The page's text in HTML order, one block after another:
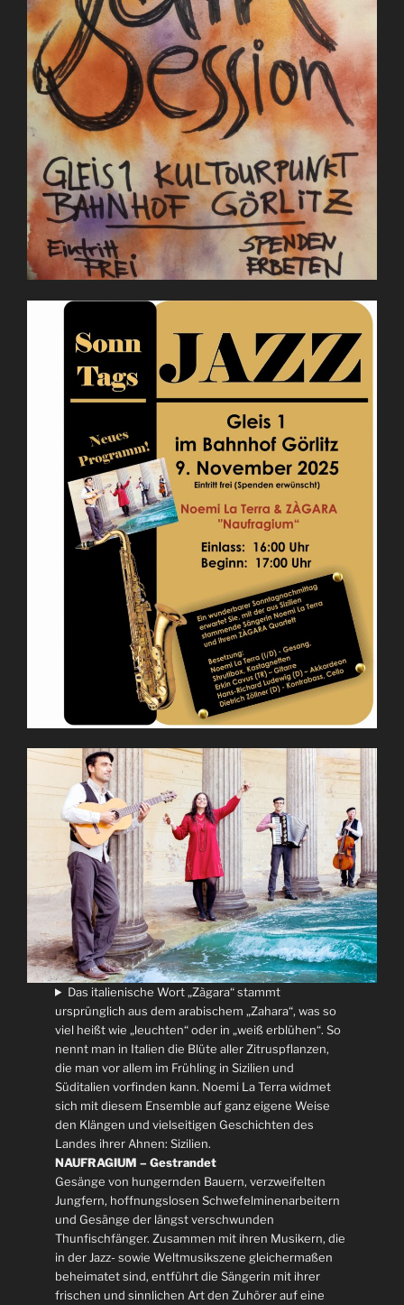
Das italienische Wort „Zàgara“ stammt
ursprünglich aus dem arabischem „Zahara“, was so
viel heißt wie „leuchten“ oder in „weiß erblühen“. So
nennt man in Italien die Blüte aller Zitruspflanzen,
die man vor allem im Frühling in Sizilien und
Süditalien vorfinden kann. Noemi La Terra widmet
sich mit diesem Ensemble auf ganz eigene Weise
den Klängen und vielseitigen Geschichten des
Landes ihrer Ahnen: Sizilien.
NAUFRAGIUM – Gestrandet
Gesänge von hungernden Bauern, verzweifelten
Jungfern, hoffnungslosen Schwefelminenarbeitern
und Gesänge der längst verschwunden
Thunfischfänger. Zusammen mit ihren Musikern, die
in der Jazz- sowie Weltmusikszene gleichermaßen
beheimatet sind, entführt die Sängerin mit ihrer
frischen und sinnlichen Art den Zuhörer auf eine